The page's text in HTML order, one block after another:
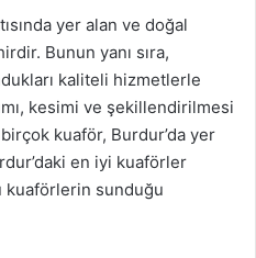
yer alan ve doğal
Bunun yanı sıra,
kaliteli hizmetlerle
kesimi ve şekillendirilmesi
kuaför, Burdur’da yer
en iyi kuaförler
kuaförlerin sunduğu